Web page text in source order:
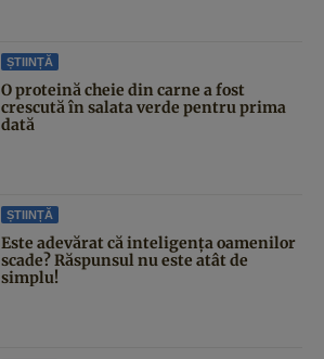
ȘTIINȚĂ
O proteină cheie din carne a fost
crescută în salata verde pentru prima
dată
ȘTIINȚĂ
Este adevărat că inteligența oamenilor
scade? Răspunsul nu este atât de
simplu!